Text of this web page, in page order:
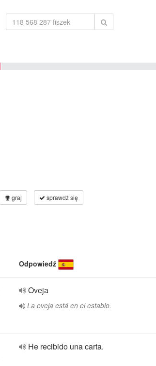
graj sprawdź się
Odpowiedź
Oveja
La oveja está en el establo.
He recibido una carta.